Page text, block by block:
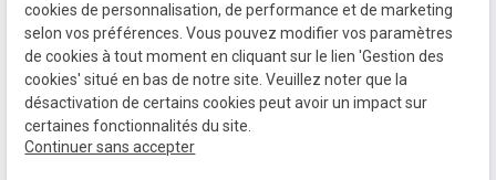
Mentions
légales
Politique de
confidentialité
Gestion
des
cookies
Plan du
site
Siret :79210929000017
cookies de personnalisation, de performance et de marketing
selon vos préférences. Vous pouvez modifier vos paramètres
de cookies à tout moment en cliquant sur le lien 'Gestion des
cookies' situé en bas de notre site. Veuillez noter que la
désactivation de certains cookies peut avoir un impact sur
certaines fonctionnalités du site.
Continuer sans accepter